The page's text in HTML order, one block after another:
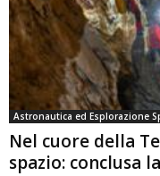
Astronautica ed Esplorazione
Nel cuore della
spazio: conclusa